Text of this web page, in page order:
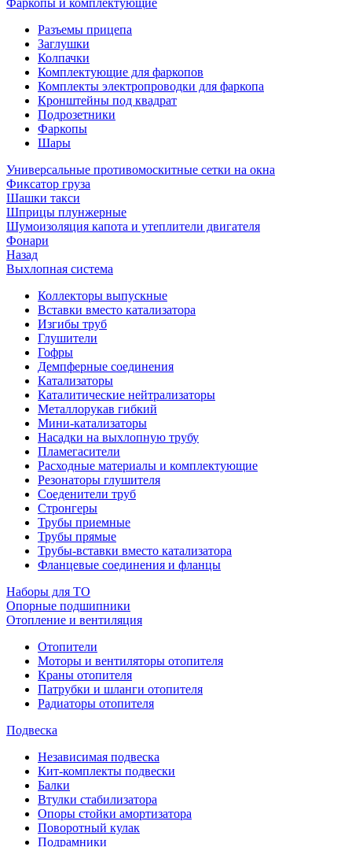
Фаркопы и комплектующие
Разъемы прицепа
Заглушки
Колпачки
Комплектующие для фаркопов
Комплекты электропроводки для фаркопа
Кронштейны под квадрат
Подрозетники
Фаркопы
Шары
Универсальные противомоскитные сетки на окна
Фиксатор груза
Шашки такси
Шприцы плунжерные
Шумоизоляция капота и утеплители двигателя
Фонари
Назад
Выхлопная система
Коллекторы выпускные
Вставки вместо катализатора
Изгибы труб
Глушители
Гофры
Демпферные соединения
Катализаторы
Каталитические нейтрализаторы
Металлорукав гибкий
Мини-катализаторы
Насадки на выхлопную трубу
Пламегасители
Расходные материалы и комплектующие
Резонаторы глушителя
Соеденители труб
Стронгеры
Трубы приемные
Трубы прямые
Трубы-вставки вместо катализатора
Фланцевые соединения и фланцы
Наборы для ТО
Опорные подшипники
Отопление и вентиляция
Отопители
Моторы и вентиляторы отопителя
Краны отопителя
Патрубки и шланги отопителя
Радиаторы отопителя
Подвеска
Независимая подвеска
Кит-комплекты подвески
Балки
Втулки стабилизатора
Опоры стойки амортизатора
Поворотный кулак
Подрамники